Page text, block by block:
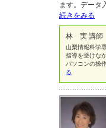
ます。データ
続きをみる
林 実 講師
山梨情報科学
指導を受けな
パソコンの操
る